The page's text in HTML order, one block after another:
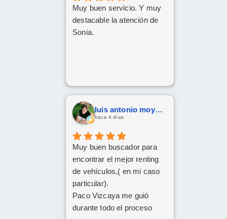
Muy buen servicio. Y muy
destacable la atención de
Sonia.
luis antonio moya fernandez
hace 4 días
Muy buen buscador para
encontrar el mejor renting
de vehículos,( en mi caso
particular).
Paco Vizcaya me guió
durante todo el proceso